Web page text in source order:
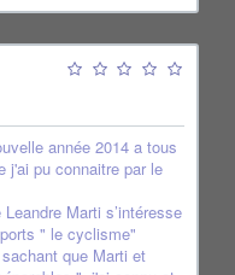
année 2014 a tous
j'ai pu connaitre par le
Marti s’intéresse
" le cyclisme"
que Marti et